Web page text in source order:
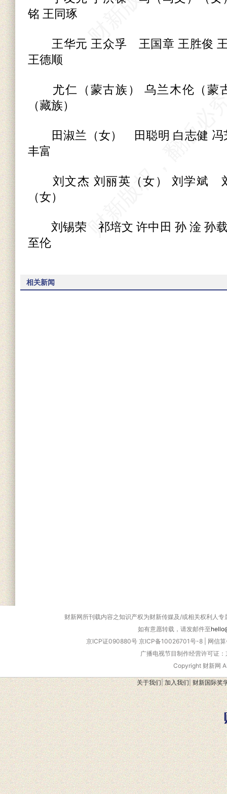
铭 王同琢
王华元 王众孚 王国章 王胜俊
王德顺
尤仁（蒙古族） 乌兰木伦（蒙
（藏族）
田淑兰（女） 田聪明 白志健 冯
丰富
刘文杰 刘丽英（女） 刘学斌
（女）
刘锡荣 祁培文 许中田 孙 淦 孙
至伦
相关新闻
财新网所刊载内容之知识产权为财新传媒及/或相关权利人
如有意愿转载，请发邮件至
京ICP证090880号 京ICP备10026701号-8
网信
广播电视节目制作经营许可证
Copyright 财新网
关于我们 |加入我们 财新国际奖